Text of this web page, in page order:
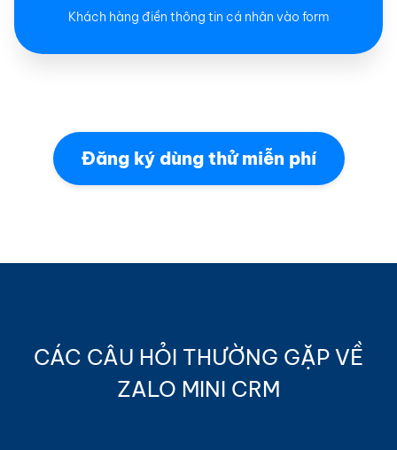
Khách hàng điền thông tin cá nhân vào form
Đăng ký dùng thử miễn phí
CÁC CÂU HỎI THƯỜNG GẶP VỀ
ZALO MINI CRM